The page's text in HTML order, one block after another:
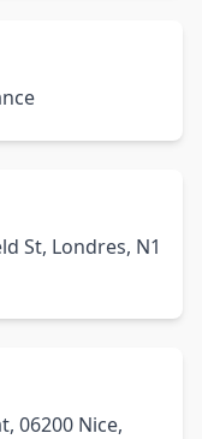
St, Londres, N1
06200 Nice,